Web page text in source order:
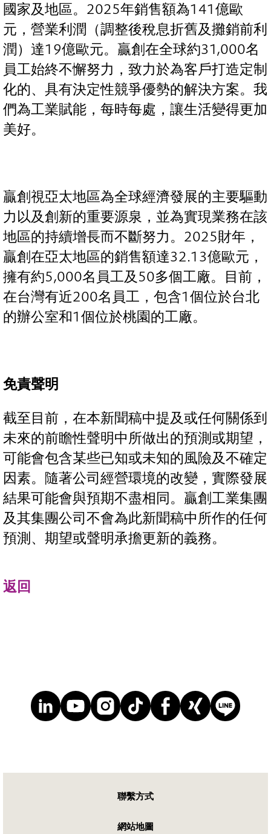
國家及地區。2025年銷售額為141億歐
元，營業利潤（調整後稅息折舊及攤銷前利
潤）達19億歐元。贏創在全球約31,000名
員工始終不懈努力，致力於為客戶打造定制
化的、具有決定性競爭優勢的解決方案。我
們為工業賦能，每時每處，讓生活變得更加
美好。
贏創視亞太地區為全球經濟發展的主要驅動
力以及創新的重要源泉，並為實現業務在該
地區的持續增長而不斷努力。2025財年，
贏創在亞太地區的銷售額達32.13億歐元，
擁有約5,000名員工及50多個工廠。目前，
在台灣有近200名員工，包含1個位於台北
的辦公室和1個位於桃園的工廠。
免責聲明
截至目前，在本新聞稿中提及或任何關係到
未來的前瞻性聲明中所做出的預測或期望，
可能會包含某些已知或未知的風險及不確定
因素。隨著公司經營環境的改變，實際發展
結果可能會與預期不盡相同。贏創工業集團
及其集團公司不會為此新聞稿中所作的任何
預測、期望或聲明承擔更新的義務。
返回
聯繫方式
網站地圖